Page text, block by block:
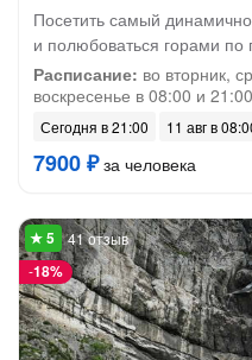
Посетить самый
и полюбоваться горами по
Расписание: во вторник,
воскресенье в 08:00 и 21:00
Сегодня в 21:00 11 авг в
7900 ₽за человека
-18%
41 отзыв